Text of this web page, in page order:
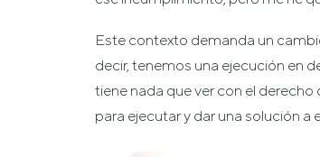
Este contexto demanda un
decir, tenemos una ejecución en
tiene nada que ver con el
para ejecutar y dar una solución a